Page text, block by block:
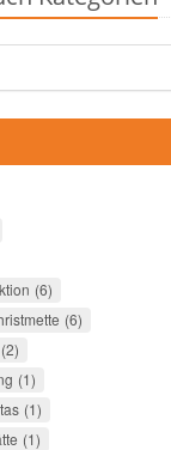
6
6
2
1
1
1